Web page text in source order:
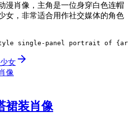
漫肖像，主角是一位身穿白色连帽
女，非常适合用作社交媒体的角色
single-panel portrait of
女
裙装肖像